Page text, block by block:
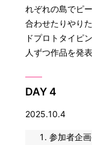
れぞれの島でピ
合わせたりやり
ドプロトタイピ
人ずつ作品を発
DAY 4
2025.10.4
参加者企